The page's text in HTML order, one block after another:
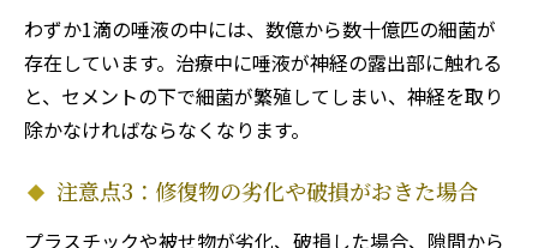
わずか1滴の唾液の中には、数億から数十億匹の細菌が
存在しています。治療中に唾液が神経の露出部に触れる
と、セメントの下で細菌が繁殖してしまい、神経を取り
除かなければならなくなります。
注意点3：修復物の劣化や破損がおきた場合
プラスチックや被せ物が劣化、破損した場合、隙間から